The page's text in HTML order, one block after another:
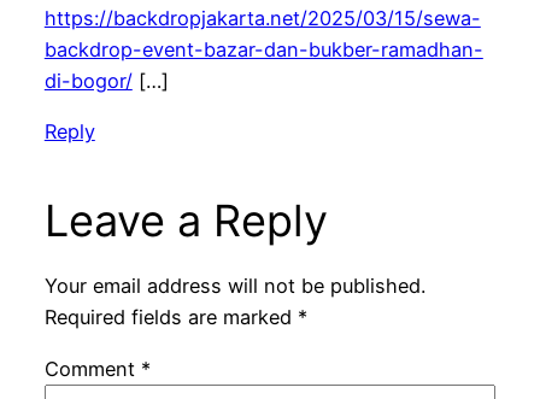
https://backdropjakarta.net/2025/03/15/sewa-
backdrop-event-bazar-dan-bukber-ramadhan-
di-bogor/[…]
Reply
Leave a Reply
Your email address will not be published.
Required fields are marked *
Comment *